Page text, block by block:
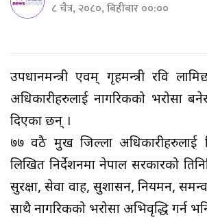
८ चैत्र, २०८०, बिहीबार ००:००
उपप्रधानमन्त्री एवम् गृहमन्त्री रवि
अधिकारीहरुलाई नागरिकको भरोसा
दिएका छन् ।
७७ वठै प्रमुख जिल्ला अधिकारीहरुलाई
लिखित निर्देशनमा नेपाल सरकारको
सुरक्षा, सेवा प्रवाह, सुशासन, नियमन,
साथै नागरिकको भरोसा अभिवृद्धि गर्न